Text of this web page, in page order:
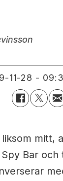
11-28 -
mitt,
Bar och